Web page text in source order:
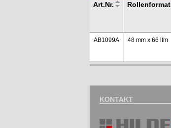
Art.Nr. Rollenformat
AB1099A 48 mm x 66 lfm
KONTAKT